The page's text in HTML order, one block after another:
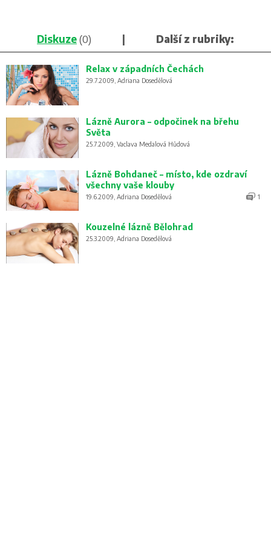
Diskuze(0) | Další z rubriky:
Relax v západních Čechách
29.7.2009, Adriana Dosedělová
Lázně Aurora – odpočinek na břehu
Světa
25.7.2009, Vaclava Medalová Hůdová
Lázně Bohdaneč – místo, kde ozdraví
všechny vaše klouby
19.6.2009, Adriana Dosedělová 1
Kouzelné lázně Bělohrad
25.3.2009, Adriana Dosedělová